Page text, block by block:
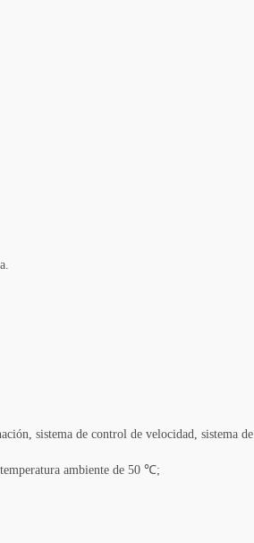
sistema de control de velocidad, sistema de
ambiente de 50 ℃;